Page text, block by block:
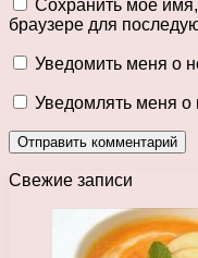
Сохранить моё
браузере для
Уведомить меня о
Уведомлять меня о
Свежие записи